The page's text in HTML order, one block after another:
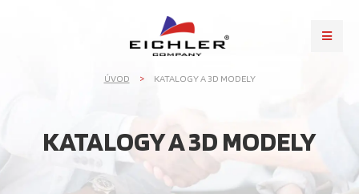
ÚVOD KATALOGY A 3D MODELY
KATALOGY A 3D MODELY